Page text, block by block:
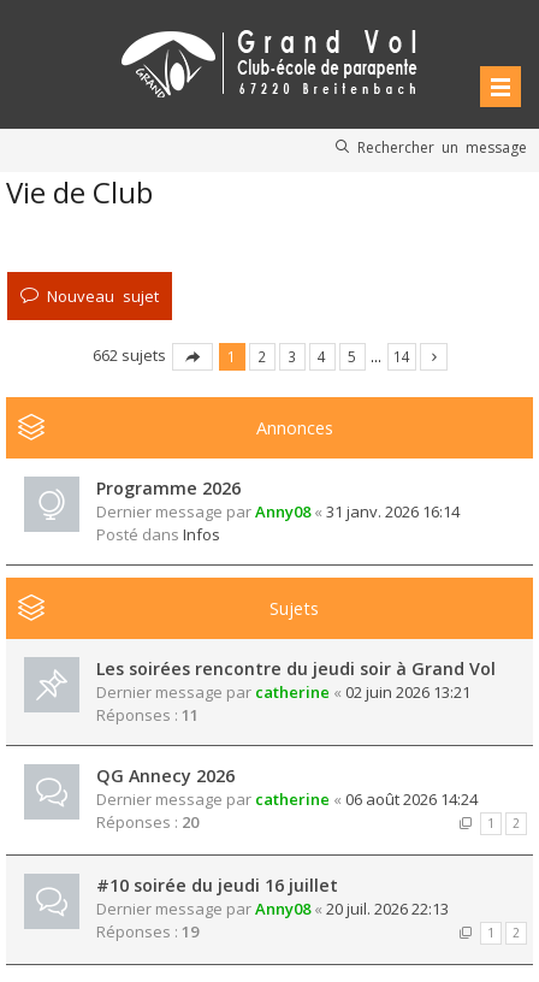
Rechercher un message
Vie de Club
Nouveau sujet
662 sujets 1 2 3 4 5 … 14
Annonces
Programme 2026
Dernier message parAnny08« 31 janv. 2026 16:14
Posté dans Infos
Sujets
Les soirées rencontre du jeudi soir à Grand Vol
Dernier message par catherine « 02 juin 2026 13:21
Réponses : 11
QG Annecy 2026
Dernier message par catherine « 06 août 2026 14:24
Réponses : 20 1 2
#10 soirée du jeudi 16 juillet
Dernier message parAnny08« 20 juil. 2026 22:13
Réponses : 19 1 2